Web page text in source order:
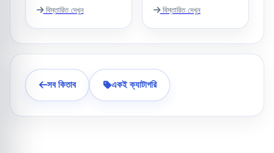
বিস্তারিত দেখুন বিস্তারিত দেখুন
সব কিতাব একই ক্যাটাগরি